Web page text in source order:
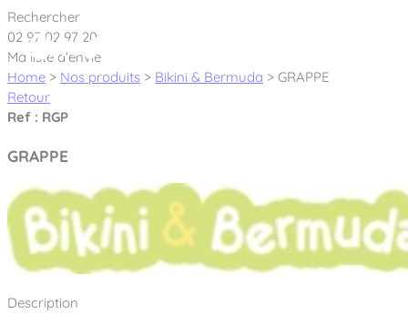
Cookies management panel
Créateur et fabricant d’aires de jeux &
Nos dernières actualités
À propos
Nos engagements
Aires de jeux Bikini & Bermuda®
Rechercher
02 97 02 97 20
Ma liste d’envie
Home > Nos produits > Bikini & Bermuda > GRAPPE
Retour
Ref : RGP
GRAPPE
Description